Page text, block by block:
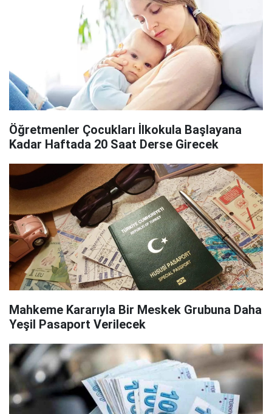
Öğretmenler Çocukları İlkokula Başlayana
Kadar Haftada 20 Saat Derse Girecek
Mahkeme Kararıyla Bir Meskek Grubuna Daha
Yeşil Pasaport Verilecek